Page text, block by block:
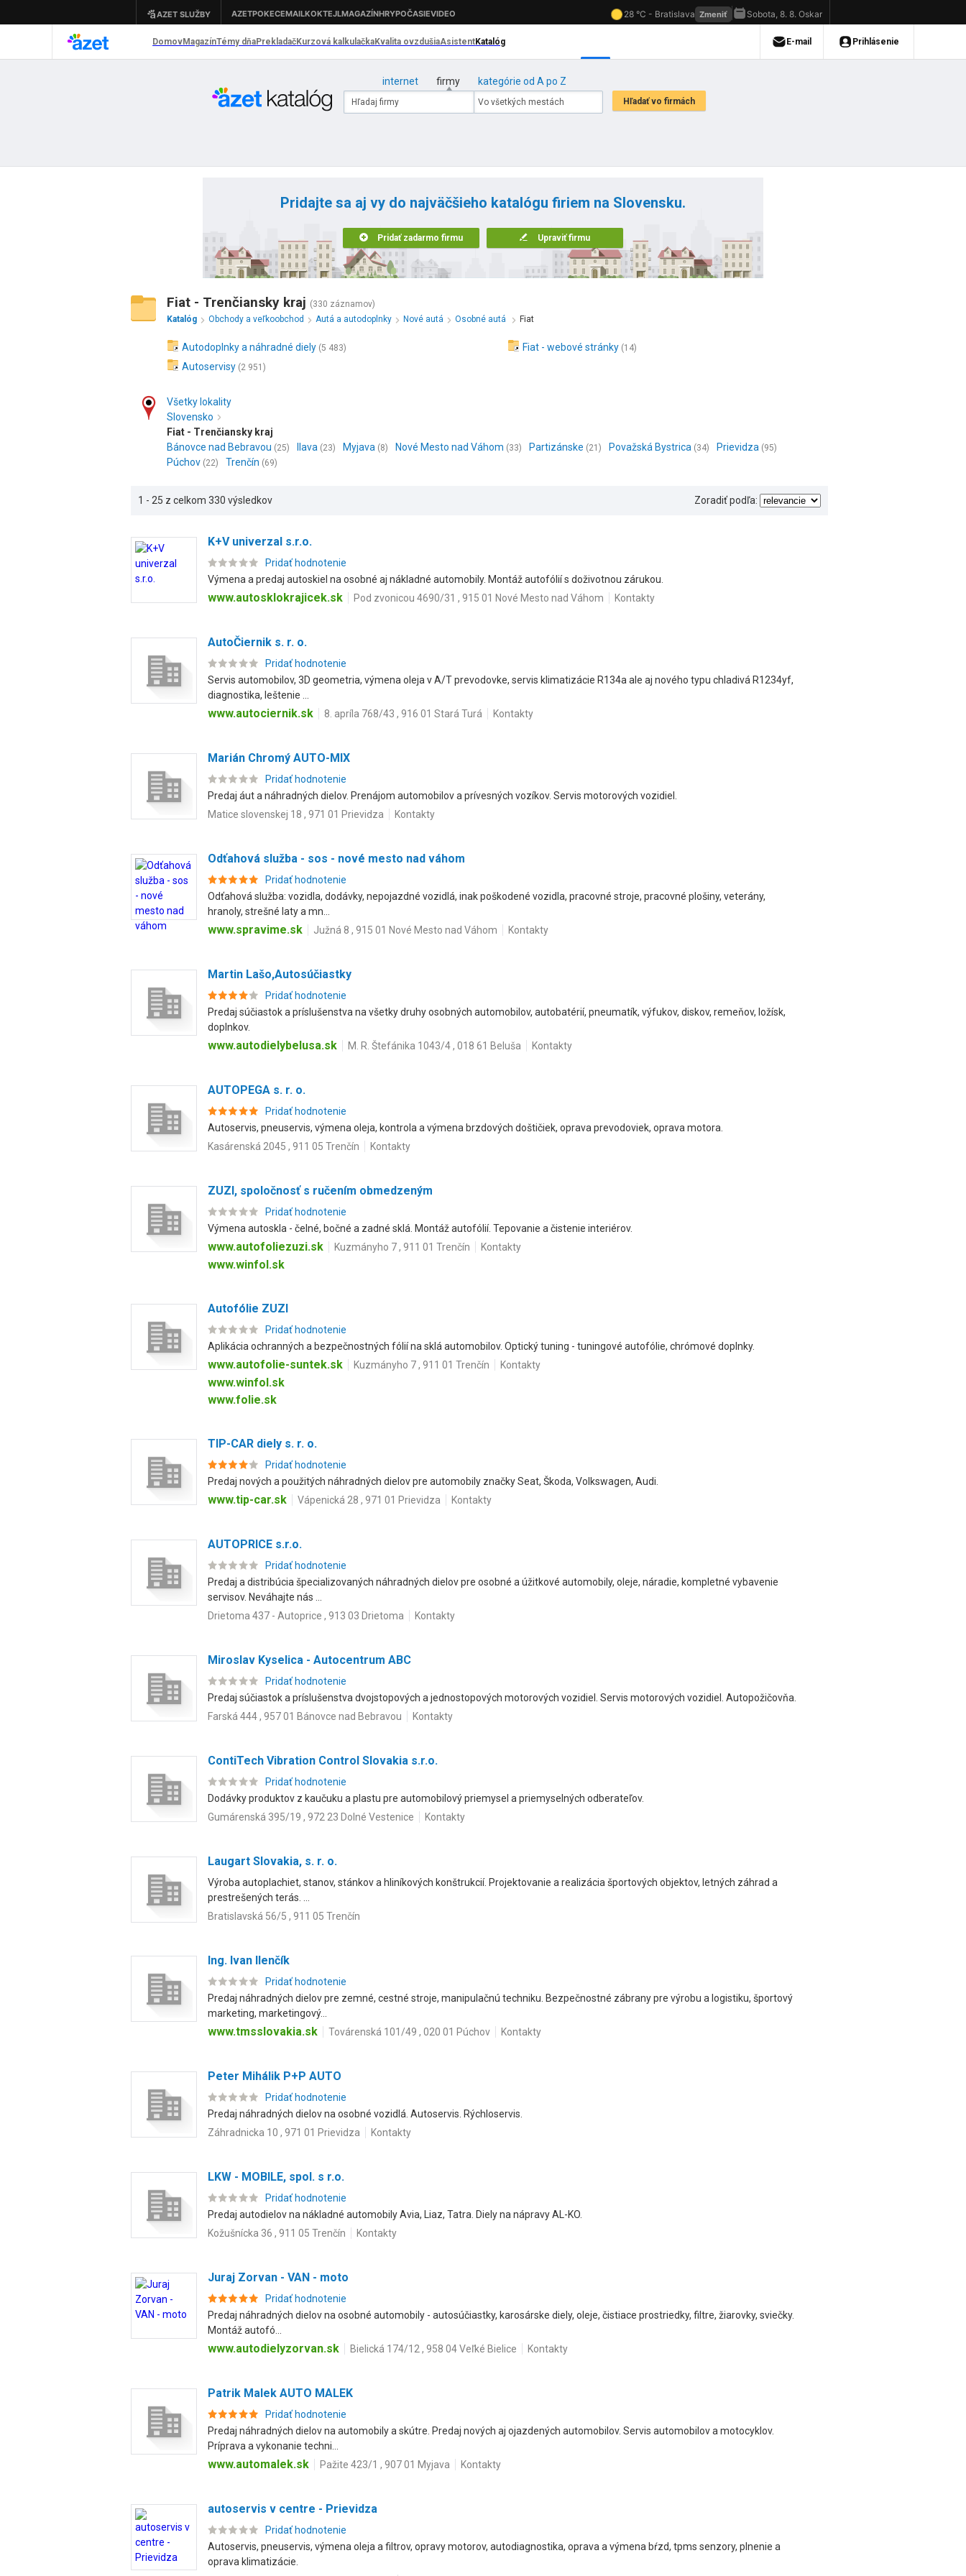
internet firmy kategórie od A po Z
Pridajte sa aj vy do najväčšieho katalógu firiem na Slovensku.
Pridať zadarmo firmu Upraviť firmu
Fiat - Trenčiansky kraj (330 záznamov)
Katalóg
Obchody a veľkoobchod Autá a autodoplnky Nové autá Osobné autá Fiat
Autodoplnky a náhradné diely (5 483)
Autoservisy (2 951)
Fiat - webové stránky (14)
Všetky lokality
Slovensko
Fiat - Trenčiansky kraj
Bánovce nad Bebravou (25) Ilava (23) Myjava (8) Nové Mesto nad Váhom (33) Partizánske (21) Považská Bystrica (34) Prievidza (95)
Púchov (22) Trenčín (69)
1 - 25 z celkom 330 výsledkov Zoradiť podľa:
K+V univerzal s.r.o.
Pridať hodnotenie
Výmena a predaj autoskiel na osobné aj nákladné automobily. Montáž autofólií s doživotnou zárukou.
www.autosklokrajicek.sk Pod zvonicou 4690/31 , 915 01 Nové Mesto nad Váhom Kontakty
AutoČiernik s. r. o.
Pridať hodnotenie
Servis automobilov, 3D geometria, výmena oleja v A/T prevodovke, servis klimatizácie R134a ale aj nového typu chladivá R1234yf,
diagnostika, leštenie ...
www.autociernik.sk 8. apríla 768/43 , 916 01 Stará Turá Kontakty
Marián Chromý AUTO-MIX
Pridať hodnotenie
Predaj áut a náhradných dielov. Prenájom automobilov a prívesných vozíkov. Servis motorových vozidiel.
Matice slovenskej 18 , 971 01 Prievidza
Kontakty
Odťahová služba - sos - nové mesto nad váhom
Pridať hodnotenie
Odťahová služba: vozidla, dodávky, nepojazdné vozidlá, inak poškodené vozidla, pracovné stroje, pracovné plošiny, veterány,
hranoly, strešné laty a mn...
www.spravime.sk Južná 8 , 915 01 Nové Mesto nad Váhom Kontakty
Martin Lašo,Autosúčiastky
Pridať hodnotenie
Predaj súčiastok a príslušenstva na všetky druhy osobných automobilov, autobatérií, pneumatík, výfukov, diskov, remeňov, ložísk,
doplnkov.
www.autodielybelusa.sk M. R. Štefánika 1043/4 , 018 61 Beluša Kontakty
AUTOPEGA s. r. o.
Pridať hodnotenie
Autoservis, pneuservis, výmena oleja, kontrola a výmena brzdových doštičiek, oprava prevodoviek, oprava motora.
Kasárenská 2045 , 911 05 Trenčín
Kontakty
ZUZI, spoločnosť s ručením obmedzeným
Pridať hodnotenie
Výmena autoskla - čelné, bočné a zadné sklá. Montáž autofólií. Tepovanie a čistenie interiérov.
www.autofoliezuzi.sk Kuzmányho 7 , 911 01 Trenčín Kontakty
www.winfol.sk
Autofólie ZUZI
Pridať hodnotenie
Aplikácia ochranných a bezpečnostných fólií na sklá automobilov. Optický tuning - tuningové autofólie, chrómové doplnky.
www.autofolie-suntek.sk Kuzmányho 7 , 911 01 Trenčín Kontakty
www.winfol.sk
www.folie.sk
TIP-CAR diely s. r. o.
Pridať hodnotenie
Predaj nových a použitých náhradných dielov pre automobily značky Seat, Škoda, Volkswagen, Audi.
www.tip-car.sk Vápenická 28 , 971 01 Prievidza Kontakty
AUTOPRICE s.r.o.
Pridať hodnotenie
Predaj a distribúcia špecializovaných náhradných dielov pre osobné a úžitkové automobily, oleje, náradie, kompletné vybavenie
servisov. Neváhajte nás ...
Drietoma 437 - Autoprice , 913 03 Drietoma
Kontakty
Miroslav Kyselica - Autocentrum ABC
Pridať hodnotenie
Predaj súčiastok a príslušenstva dvojstopových a jednostopových motorových vozidiel. Servis motorových vozidiel. Autopožičovňa.
Farská 444 , 957 01 Bánovce nad Bebravou
Kontakty
ContiTech Vibration Control Slovakia s.r.o.
Pridať hodnotenie
Dodávky produktov z kaučuku a plastu pre automobilový priemysel a priemyselných odberateľov.
Gumárenská 395/19 , 972 23 Dolné Vestenice
Kontakty
Laugart Slovakia, s. r. o.
Výroba autoplachiet, stanov, stánkov a hliníkových konštrukcií. Projektovanie a realizácia športových objektov, letných záhrad a
prestrešených terás. ...
Bratislavská 56/5 , 911 05 Trenčín
Ing. Ivan Ilenčík
Pridať hodnotenie
Predaj náhradných dielov pre zemné, cestné stroje, manipulačnú techniku. Bezpečnostné zábrany pre výrobu a logistiku, športový
marketing, marketingový...
www.tmsslovakia.sk Továrenská 101/49 , 020 01 Púchov Kontakty
Peter Mihálik P+P AUTO
Pridať hodnotenie
Predaj náhradných dielov na osobné vozidlá. Autoservis. Rýchloservis.
Záhradnicka 10 , 971 01 Prievidza
Kontakty
LKW - MOBILE, spol. s r.o.
Pridať hodnotenie
Predaj autodielov na nákladné automobily Avia, Liaz, Tatra. Diely na nápravy AL-KO.
Kožušnícka 36 , 911 05 Trenčín
Kontakty
Juraj Zorvan - VAN - moto
Pridať hodnotenie
Predaj náhradných dielov na osobné automobily - autosúčiastky, karosárske diely, oleje, čistiace prostriedky, filtre, žiarovky, sviečky.
Montáž autofó...
www.autodielyzorvan.sk Bielická 174/12 , 958 04 Veľké Bielice Kontakty
Patrik Malek AUTO MALEK
Pridať hodnotenie
Predaj náhradných dielov na automobily a skútre. Predaj nových aj ojazdených automobilov. Servis automobilov a motocyklov.
Príprava a vykonanie techni...
www.automalek.sk Pažite 423/1 , 907 01 Myjava Kontakty
autoservis v centre - Prievidza
Pridať hodnotenie
Autoservis, pneuservis, výmena oleja a filtrov, opravy motorov, autodiagnostika, oprava a výmena bŕzd, tpms senzory, plnenie a
oprava klimatizácie.